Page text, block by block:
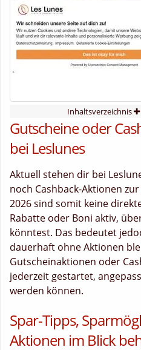
Inhaltsverzeichnis
Gutscheine oder
bei Leslunes
Aktuell stehen dir bei
noch Cashback-Aktionen
2026 sind somit keine
Rabatte oder Boni aktiv,
könntest. Das bedeutet
dauerhaft ohne Aktionen
Gutscheinaktionen oder
jederzeit gestartet,
werden können.
Spar-Tipps,
Aktionen im Blick